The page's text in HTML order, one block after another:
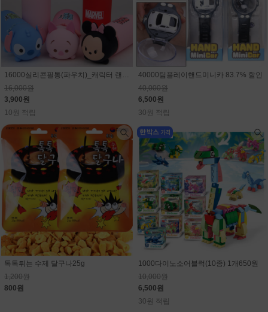
16000실리콘필통(파우치)_캐릭터 랜덤(마블,스티치,디즈니)75.6% 할인
16,000원
3,900원
10원 적립
40000팀플레이핸드미니카 83.7% 할인
40,000원
6,500원
30원 적립
톡톡튀는 수제 달구나25g
1,200원
800원
1000다이노소어블럭(10종) 1개650원
10,000원
6,500원
30원 적립